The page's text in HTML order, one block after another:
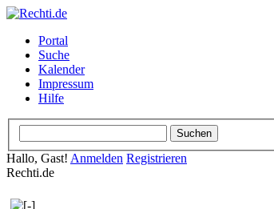
Portal
Suche
Kalender
Impressum
Hilfe
Hallo, Gast! Anmelden Registrieren
Rechti.de